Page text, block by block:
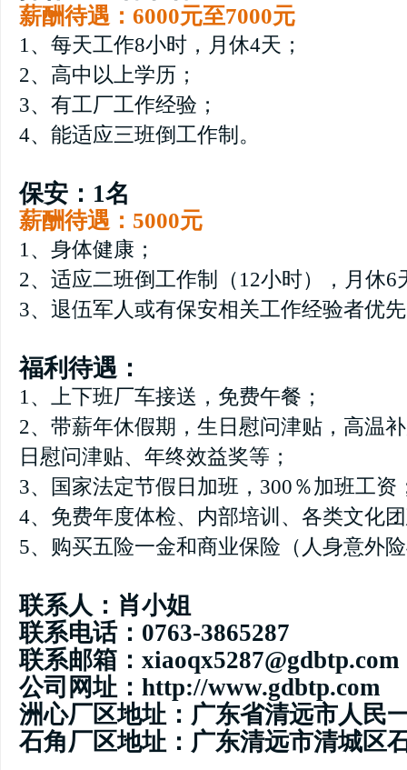
薪酬待遇：6000元至7000元
1、每天工作8小时，月休4天；
2、高中以上学历；
3、有工厂工作经验；
4、能适应三班倒工作制。
保安：1名
薪酬待遇：5000元
1、身体健康；
2、适应二班倒工作制（12小时），月休6
3、退伍军人或有保安相关工作经验者优
福利待遇：
1、上下班厂车接送，免费午餐；
2、带薪年休假期，生日慰问津贴，高温
日慰问津贴、年终效益奖等；
3、国家法定节假日加班，300％加班工资
4、免费年度体检、内部培训、各类文化
5、购买五险一金和商业保险（人身意外
联系人：肖小姐
联系电话：0763-3865287
联系邮箱：xiaoqx5287@gdbtp.com
公司网址：http://www.gdbtp.com
洲心厂区地址：广东省清远市人民
石角厂区地址：广东清远市清城区